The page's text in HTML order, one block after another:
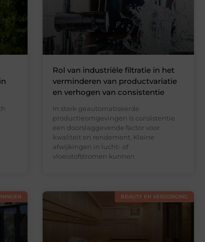
Rol van industriële filtratie in het
verminderen van productvariatie
en verhogen van consistentie
In sterk geautomatiseerde
productieomgevingen is consistentie
een doorslaggevende factor voor
kwaliteit en rendement. Kleine
afwijkingen in lucht- of
vloeistofstromen kunnen
BEAUTY EN VERZORGING